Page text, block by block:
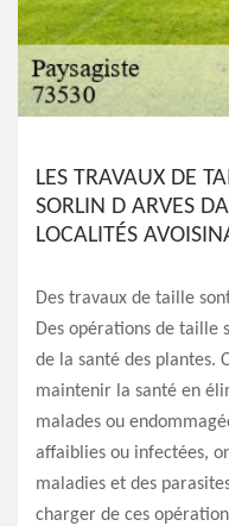
LES TRAVAUX DE
SORLIN D ARVES
LOCALITÉS
Des travaux de taille
Des opérations de taille
de la santé des plantes.
maintenir la santé en
malades ou
affaiblies ou infectées,
maladies et des
charger de ces